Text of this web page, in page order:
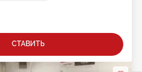
СТАВИТЬ